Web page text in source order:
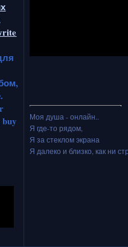
Моя душа - онлайн..
Я где-то рядом,
Я за стеклом экрана
Я далеко и близко, как ни